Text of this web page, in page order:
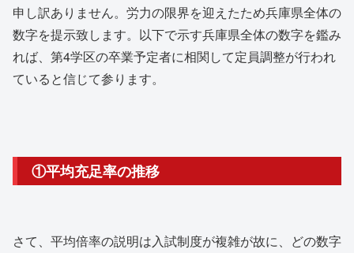
申し訳ありません。労力の限界を迎えたため兵庫県全体の
数字を提示致します。以下で示す兵庫県全体の数字を鑑み
れば、第4学区の卒業予定者に相関して定員調整が行われ
ていると信じて参ります。
①平均充足率の推移
さて、平均倍率の説明は入試制度が複雑が故に、どの数字